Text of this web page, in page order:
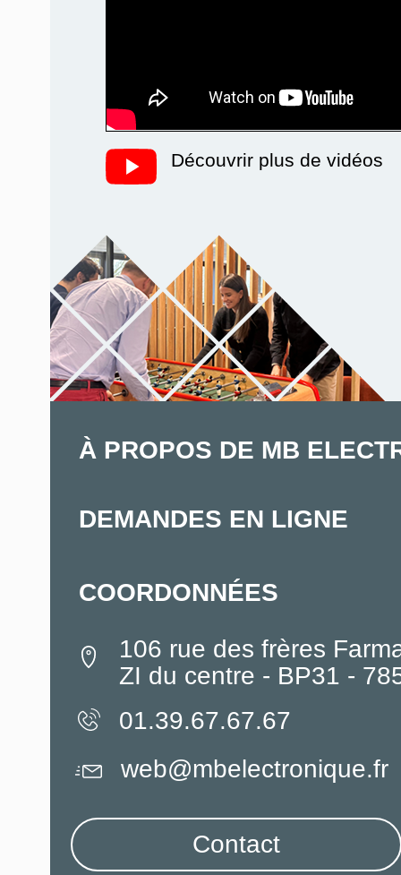
Découvrir plus de vidéos
À PROPOS DE MB
DEMANDES EN LIGNE
COORDONNÉES
106 rue des frères
ZI du centre - BP31 -
01.39.67.67.67
web@mbelectronique.fr
Contact